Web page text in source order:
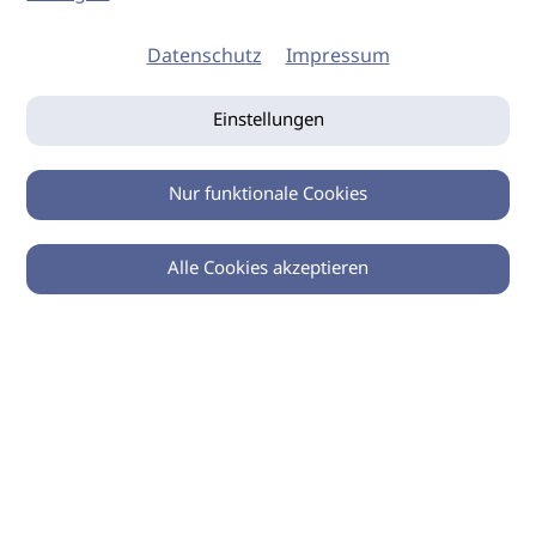
0
Datenschutz Impressum
Einstellungen
Nur funktionale Cookies
Alle Cookies akzeptieren